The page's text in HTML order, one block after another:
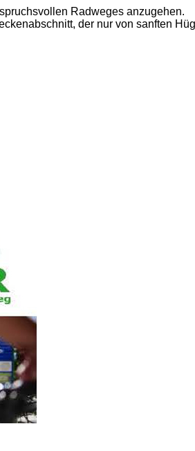
Radweges anzugehen.
der nur von sanften